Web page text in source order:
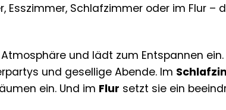
Esszimmer, Schlafzimmer oder im Flur –
und lädt zum Entspannen ein.
und gesellige Abende. Im
ein. Und im Flur setzt sie ein